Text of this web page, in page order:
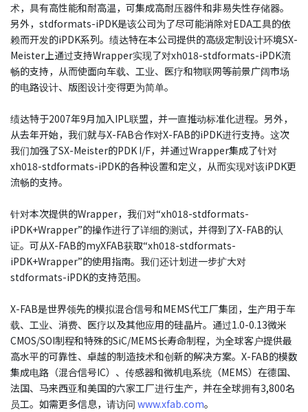
术，具有高性能和耐高温，可集成高耐压器件和非易失性存储器。
另外，stdformats-iPDK是该公司为了尽可能消除对EDA工具的依
赖而开发的iPDK系列。绩达特在本公司提供的高级定制设计环境SX-
Meister上通过支持Wrapper实现了对xh018-stdformats-iPDK流
畅的支持，从而使面向车载、工业、医疗和物联网等前景广阔市场
的电路设计、版图设计变得更为简单。
绩达特于2007年9月加入IPL联盟，并一直推动标准化进程。另外，
从去年开始，我们就与X-FAB合作对X-FAB的iPDK进行支持。这次
我们加强了SX-Meister的PDK I/F，并通过Wrapper集成了针对
xh018-stdformats-iPDK的各种设置和定义，从而实现对该iPDK更
流畅的支持。
针对本次提供的Wrapper，我们对“xh018-stdformats-
iPDK+Wrapper”的操作进行了详细的测试，并得到了X-FAB的认
证。可从X-FAB的myXFAB获取“xh018-stdformats-
iPDK+Wrapper”的使用指南。我们还计划进一步扩大对
stdformats-iPDK的支持范围。
X-FAB是世界领先的模拟混合信号和MEMS代工厂集团，生产用于车
载、工业、消费、医疗以及其他应用的硅晶片。通过1.0-0.13微米
CMOS/SOI制程和特殊的SiC/MEMS长寿命制程，为全球客户提供最
高水平的可靠性、卓越的制造技术和创新的解决方案。X-FAB的模数
集成电路（混合信号IC）、传感器和微机电系统（MEMS）在德国、
法国、马来西亚和美国的六家工厂进行生产，并在全球拥有3,800名
员工。如需更多信息，请访问 www.xfab.com。